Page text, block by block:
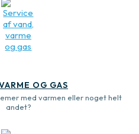
OG GAS
med varmen eller noget helt
andet?